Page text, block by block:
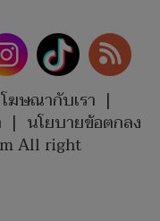
โฆษณากับเรา |
| นโยบายข้อตกลง
All right